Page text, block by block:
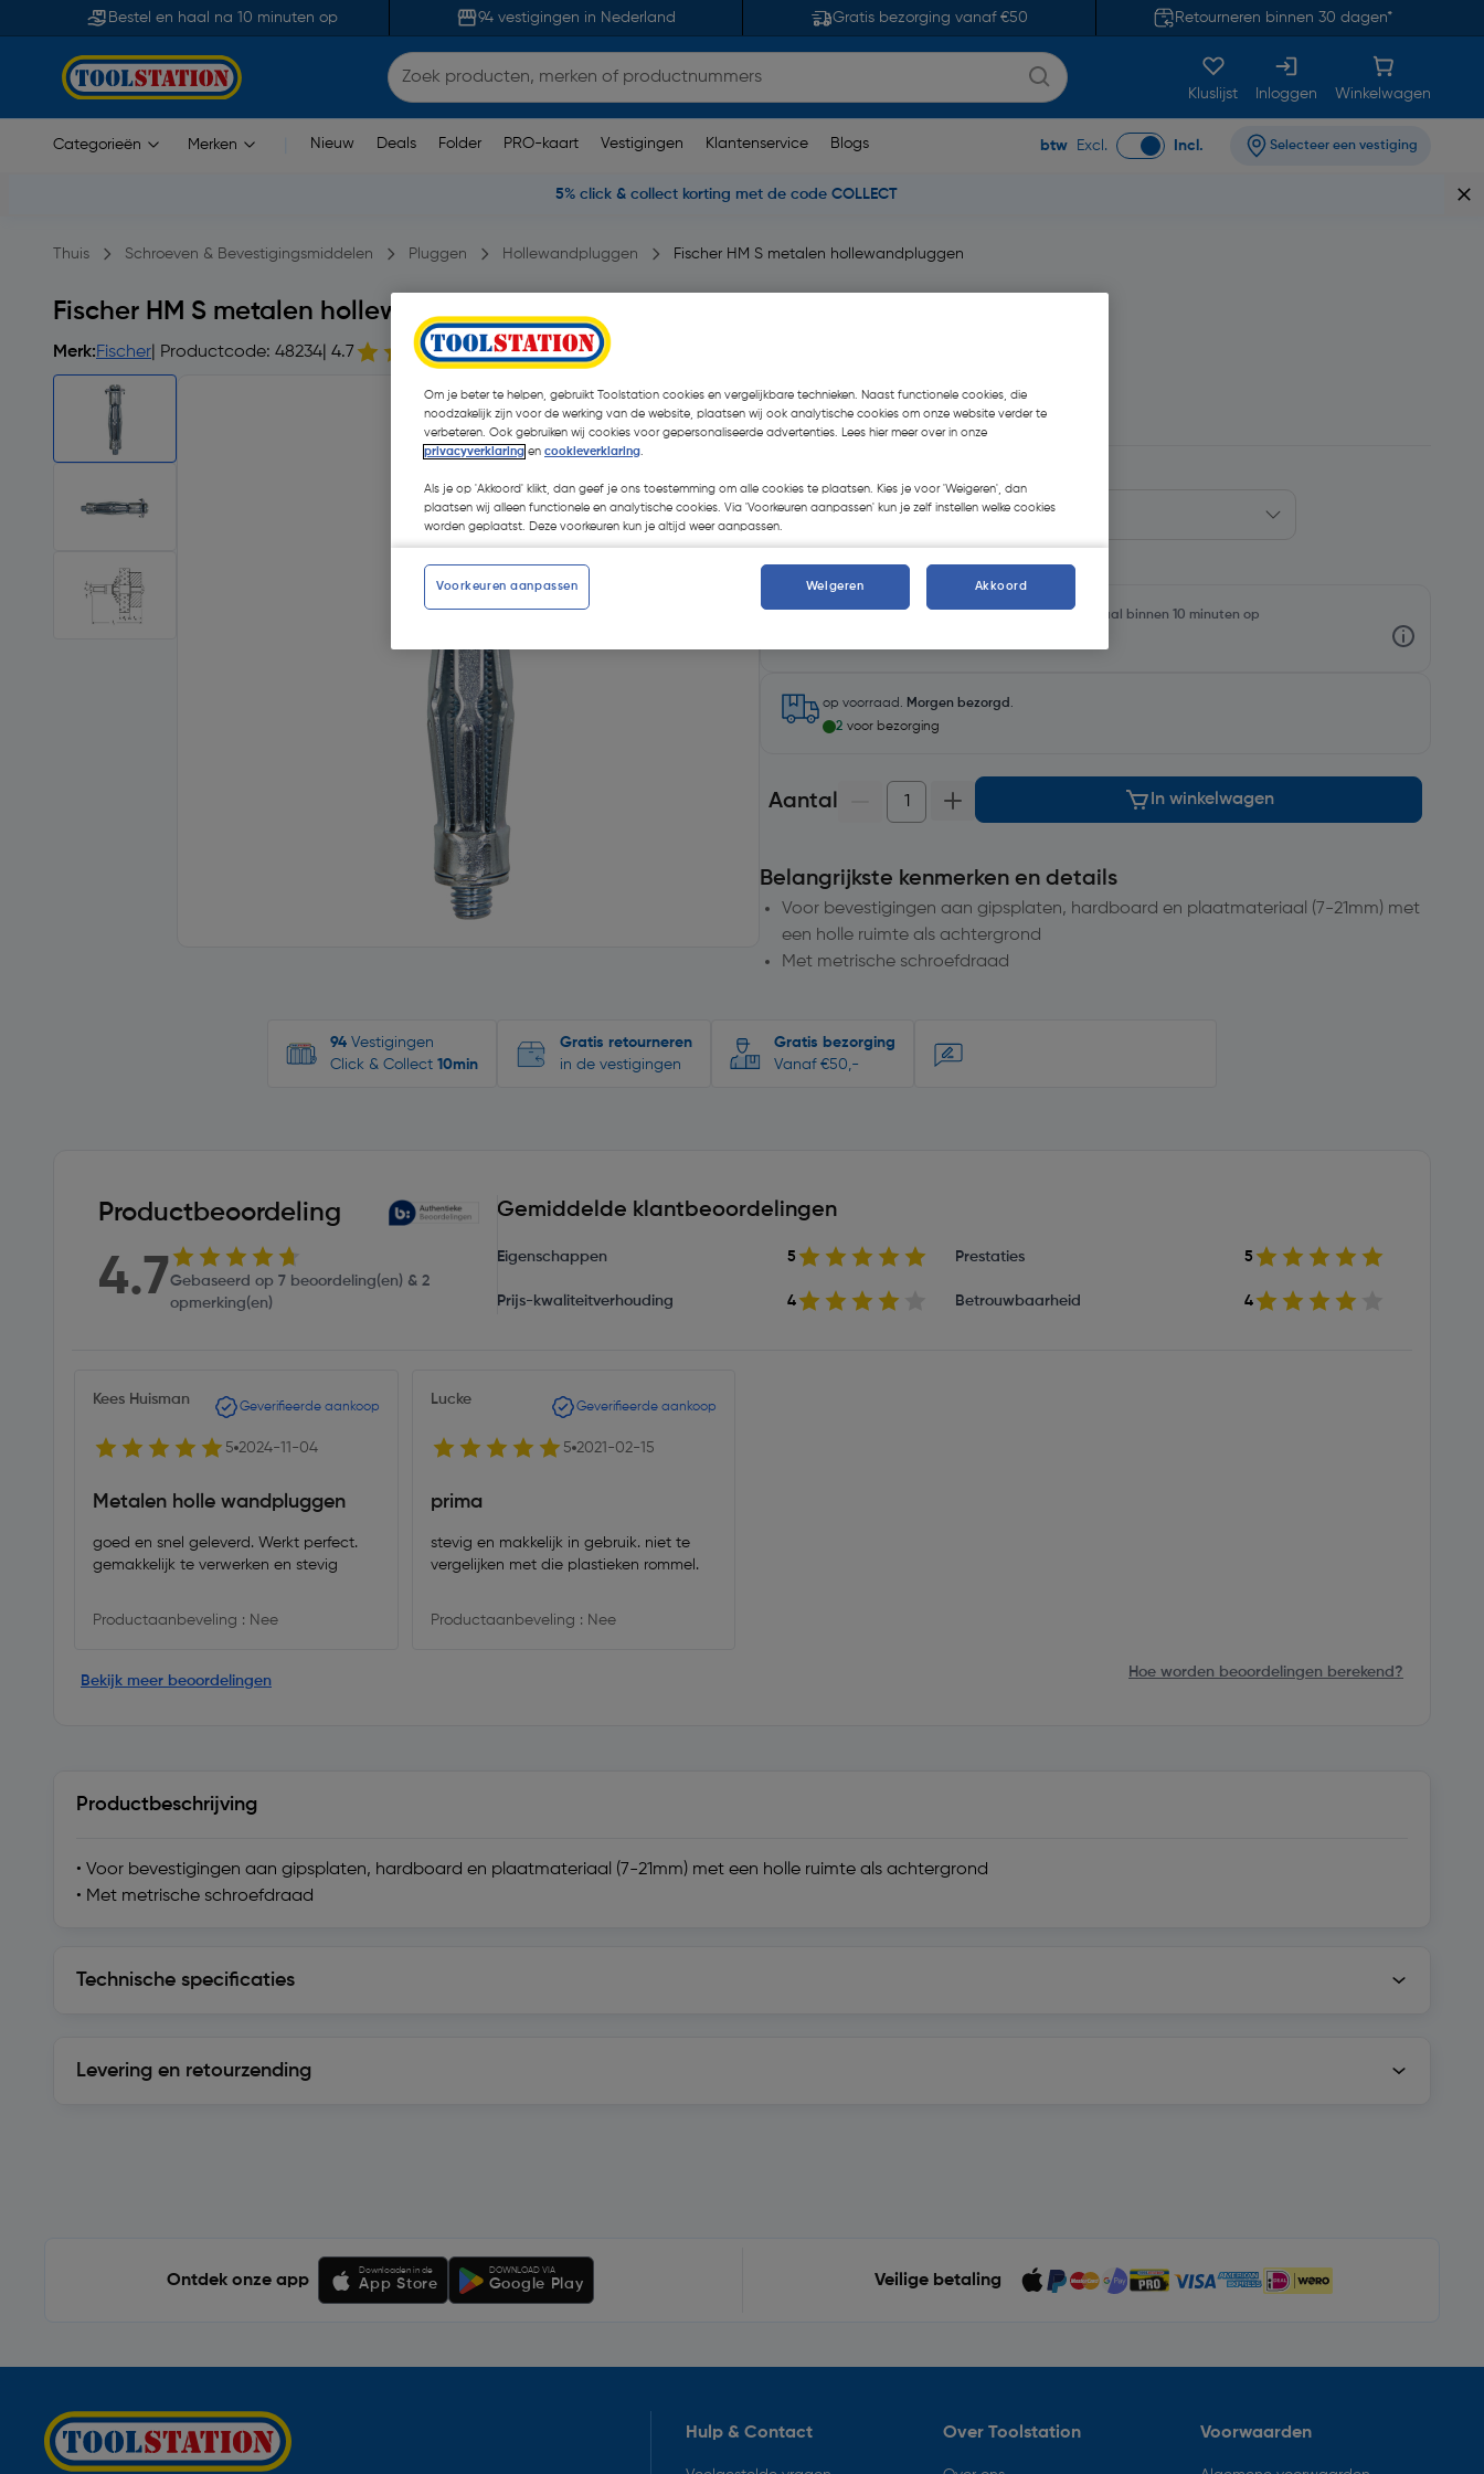
Bestel en haal na 10 minuten op 94 vestigingen in Nederland Gratis bezorging vanaf €50 Retourneren binnen 30 dagen*
Kluslijst Inloggen Winkelwagen
Categorieën Merken Nieuw Deals Folder PRO-kaart Vestigingen Klantenservice Blogs btw Excl. Incl. Selecteer een vestiging
5% click & collect korting met de code COLLECT
Thuis Schroeven & Bevestigingsmiddelen Pluggen Hollewandpluggen Fischer HM S metalen hollewandpluggen
Fischer HM S metalen hollewandpluggen 5x52mm
Merk:Fischer | Productcode: 48234 | 4.7 7 opmerking(en)
€ 42,98| Excl. btw € 35,52
Selecteer winkel - Bekijk voorraadniveaus en haal binnen 10 minuten op
op voorraad. Morgen bezorgd .
2 voor bezorging
Aantal In winkelwagen
Belangrijkste kenmerken en details
Voor bevestigingen aan gipsplaten, hardboard en plaatmateriaal (7-21mm) met
een holle ruimte als achtergrond
Met metrische schroefdraad
94 Vestigingen
Click & Collect 10min
Gratis retourneren
in de vestigingen
Gratis bezorging
Vanaf €50,-
Productbeoordeling
4.7Gebaseerd op 7 beoordeling(en) & 2
opmerking(en)
Gemiddelde klantbeoordelingen
Eigenschappen 5 Prestaties 5
Prijs-kwaliteitverhouding 4 Betrouwbaarheid 4
Kees Huisman Geverifieerde aankoop
5 2024-11-04
Metalen holle wandpluggen
goed en snel geleverd. Werkt perfect.
gemakkelijk te verwerken en stevig
Productaanbeveling : Nee
Lucke Geverifieerde aankoop
5 2021-02-15
prima
stevig en makkelijk in gebruik. niet te
vergelijken met die plastieken rommel.
Productaanbeveling : Nee
Bekijk meer beoordelingen
Hoe worden beoordelingen berekend?
Productbeschrijving
• Voor bevestigingen aan gipsplaten, hardboard en plaatmateriaal (7-21mm) met een holle ruimte als achtergrond
• Met metrische schroefdraad
Technische specificaties
Levering en retourzending
Ontdek onze app
Downloaden in de
App Store
DOWNLOAD VIA
Google Play Veilige betaling
Hulp & Contact Over Toolstation Voorwaarden
Om je beter te helpen, gebruikt Toolstation cookies en vergelijkbare technieken. Naast functionele cookies, die
noodzakelijk zijn voor de werking van de website, plaatsen wij ook analytische cookies om onze website verder te
verbeteren. Ook gebruiken wij cookies voor gepersonaliseerde advertenties. Lees hier meer over in onze
privacyverklaring en cookieverklaring.
Als je op 'Akkoord' klikt, dan geef je ons toestemming om alle cookies te plaatsen. Kies je voor 'Weigeren', dan
plaatsen wij alleen functionele en analytische cookies. Via 'Voorkeuren aanpassen' kun je zelf instellen welke cookies
worden geplaatst. Deze voorkeuren kun je altijd weer aanpassen.
Voorkeuren aanpassen Weigeren Akkoord